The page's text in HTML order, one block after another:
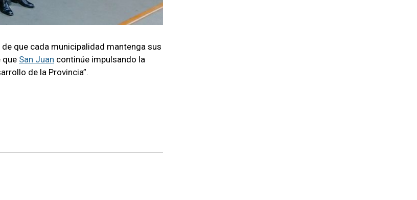
que cada municipalidad mantenga sus
que San Juan continúe impulsando la
de la Provincia”.